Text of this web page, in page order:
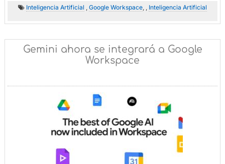
Inteligencia Artificial
Google Workspace Inteligencia Artificial
Gemini ahora se integrará a Google
Workspace